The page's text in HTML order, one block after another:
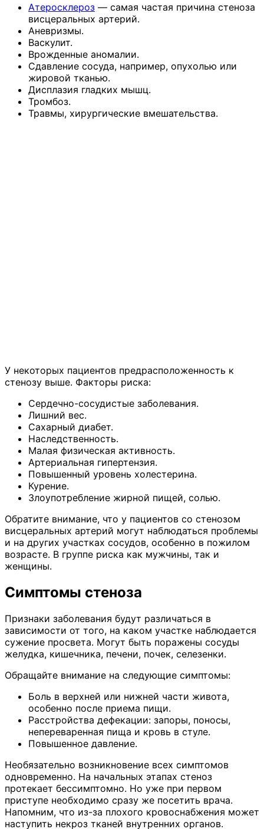
Атеросклероз — самая частая причина стеноза
висцеральных артерий.
Аневризмы.
Васкулит.
Врожденные аномалии.
Сдавление сосуда, например, опухолью или
жировой тканью.
Дисплазия гладких мышц.
Тромбоз.
Травмы, хирургические вмешательства.
У некоторых пациентов предрасположенность к
стенозу выше. Факторы риска:
Сердечно-сосудистые заболевания.
Лишний вес.
Сахарный диабет.
Наследственность.
Малая физическая активность.
Артериальная гипертензия.
Повышенный уровень холестерина.
Курение.
Злоупотребление жирной пищей, солью.
Обратите внимание, что у пациентов со стенозом
висцеральных артерий могут наблюдаться проблемы
и на других участках сосудов, особенно в пожилом
возрасте. В группе риска как мужчины, так и
женщины.
Симптомы стеноза
Признаки заболевания будут различаться в
зависимости от того, на каком участке наблюдается
сужение просвета. Могут быть поражены сосуды
желудка, кишечника, печени, почек, селезенки.
Обращайте внимание на следующие симптомы:
Боль в верхней или нижней части живота,
особенно после приема пищи.
Расстройства дефекации: запоры, поносы,
непереваренная пища и кровь в стуле.
Повышенное давление.
Необязательно возникновение всех симптомов
одновременно. На начальных этапах стеноз
протекает бессимптомно. Но уже при первом
приступе необходимо сразу же посетить врача.
Напомним, что из-за плохого кровоснабжения может
наступить некроз тканей внутренних органов.